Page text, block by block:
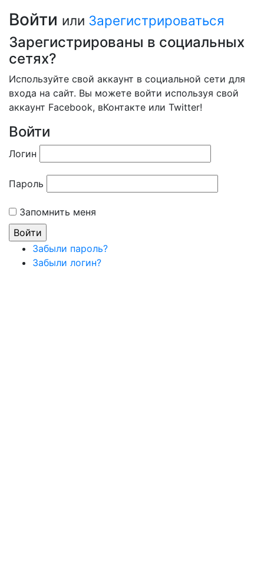
Войти или Зарегистрироваться
Зарегистрированы в социальных
сетях?
Используйте свой аккаунт в социальной сети для
входа на сайт. Вы можете войти используя свой
аккаунт Facebook, вКонтакте или Twitter!
Войти
Логин
Пароль
Запомнить меня
Забыли пароль?
Забыли логин?